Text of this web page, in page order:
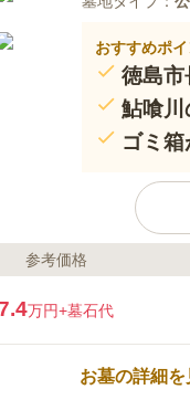
おすすめポイ
徳島市
鮎喰川
ゴミ
ライフドッ
島
す
管
は
参考価格
万円+墓石代
お墓の詳細を